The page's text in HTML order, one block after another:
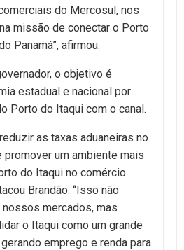
do Mercosul, nos
missão de conectar o Porto
Panamá”, afirmou.
o objetivo é
estadual e nacional por
Porto do Itaqui com o canal.
as taxas aduaneiras no
promover um ambiente mais
do Itaqui no comércio
Brandão. “Isso não
mercados, mas
o Itaqui como um grande
emprego e renda para